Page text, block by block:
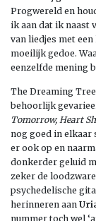
Progwereld en
ik aan dat ik naast
van liedjes met
moeilijk gedoe.
eenzelfde mening
The Dreaming
behoorlijk
Tomorrow, Heart
nog goed in elkaar
er ook op en
donkerder geluid
zeker de
psychedelische
herinneren aan
nummer toch wel